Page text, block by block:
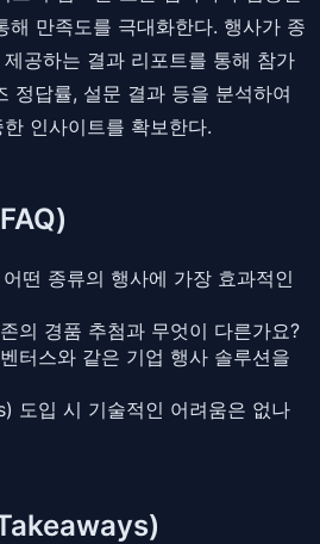
해 만족도를 극대화한다. 행사가 종
공하는 결과 리포트를 통해 참가
정답률, 설문 결과 등을 분석하여
인사이트를 확보한다.
떤 종류의 행사에 가장 효과적인
의 경품 추첨과 무엇이 다른가요?
터스와 같은 기업 행사 솔루션을
도입 시 기술적인 어려움은 없나